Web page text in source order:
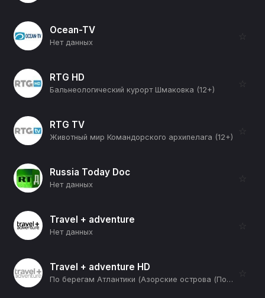
Ocean-TV
Нет данных
☆
RTG HD
Бальнеологический курорт Шмаковка (12+)
☆
RTG TV
Животный мир Командорского архипелага (12+)
☆
Russia Today Doc
Нет данных
☆
Travel + adventure
Нет данных
☆
Travel + adventure HD
По берегам Атлантики (Азорские острова (Португалия)) (12+)
☆